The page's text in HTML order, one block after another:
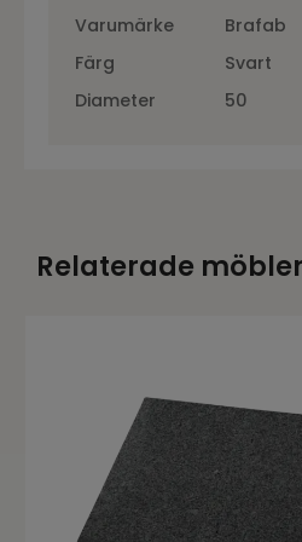
Varumärke
Brafab
Färg
Svart
Diameter
50
Relaterade